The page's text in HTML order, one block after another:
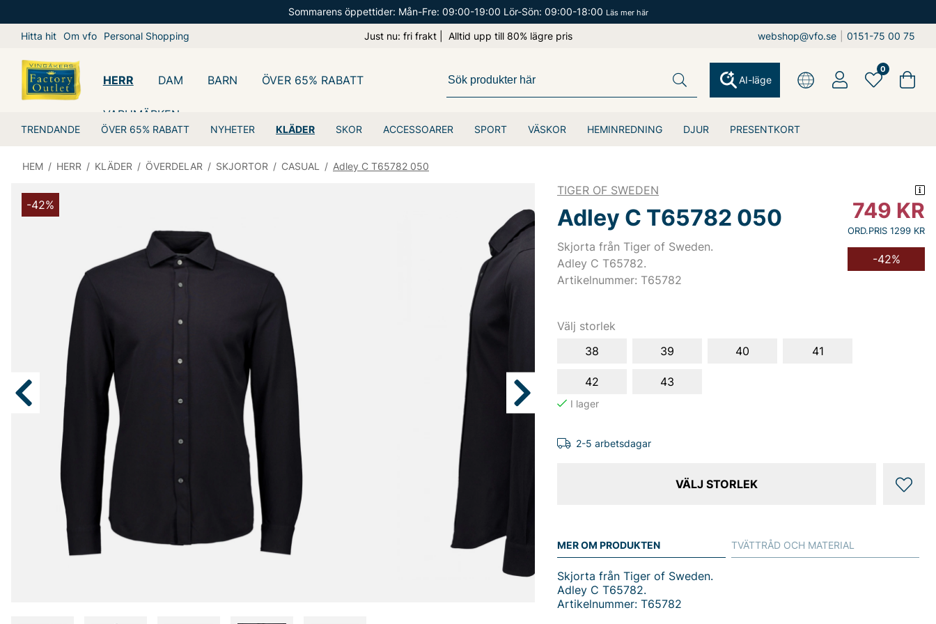
Sommarens öppettider: Mån-Fre: 09:00-19:00 Lör-Sön: 09:00-18:00 Läs mer här
Hitta hit Om vfo Personal Shopping Just nu: fri frakt | Alltid upp till 80% lägre pris webshop@vfo.se 0151-75 00 75
HERR
TRENDANDE ÖVER 65% RABATT NYHETER KLÄDER SKOR ACCESSOARER SPORT VÄSKOR HEMINREDNING DJUR PRESENTKORT
DAM BARN ÖVER 65% RABATT
VARUMÄRKEN
AI-läge
0
HEM / HERR / KLÄDER / ÖVERDELAR / SKJORTOR / CASUAL / Adley C T65782 050
-42%
TIGER OF SWEDEN
Adley C T65782 050
Skjorta från Tiger of Sweden.
Adley C T65782.
Artikelnummer: T65782
749 KR
ORD.PRIS 1299 KR
-42%
Välj storlek
38
39 40 41
42 43
2-5 arbetsdagar
VÄLJ STORLEK
MER OM PRODUKTEN
Skjorta från Tiger of Sweden.
Adley C T65782.
Artikelnummer: T65782
TVÄTTRÅD OCH MATERIAL